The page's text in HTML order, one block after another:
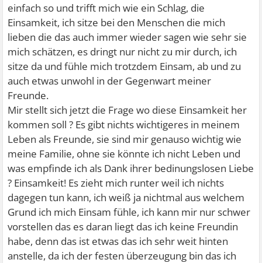
einfach so und trifft mich wie ein Schlag, die
Einsamkeit, ich sitze bei den Menschen die mich
lieben die das auch immer wieder sagen wie sehr sie
mich schätzen, es dringt nur nicht zu mir durch, ich
sitze da und fühle mich trotzdem Einsam, ab und zu
auch etwas unwohl in der Gegenwart meiner
Freunde.
Mir stellt sich jetzt die Frage wo diese Einsamkeit her
kommen soll ? Es gibt nichts wichtigeres in meinem
Leben als Freunde, sie sind mir genauso wichtig wie
meine Familie, ohne sie könnte ich nicht Leben und
was empfinde ich als Dank ihrer bedinungslosen Liebe
? Einsamkeit! Es zieht mich runter weil ich nichts
dagegen tun kann, ich weiß ja nichtmal aus welchem
Grund ich mich Einsam fühle, ich kann mir nur schwer
vorstellen das es daran liegt das ich keine Freundin
habe, denn das ist etwas das ich sehr weit hinten
anstelle, da ich der festen überzeugung bin das ich